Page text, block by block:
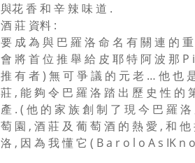
與花 香 和 辛 辣 味 道 .
酒 莊 資料 :
要 成 為 與 巴 羅 洛 命 名 有 關 連 的
會 將 首 位 推 舉 給 皮 耶 特 阿 波 那
推 有 者 ) 無 可 爭 議 的 元 老 … 他 也
莊 , 能 夠 令 巴 羅 洛 踏 出 歷 史 性 的
產 . ( 他 的 家 族 創 制 了 現 今 巴 羅
萄 園 , 酒 莊 及 葡 萄 酒 的 熱 愛 , 和
洛 , 因 為 我 懂 它 ( B a r o l o A s IK n